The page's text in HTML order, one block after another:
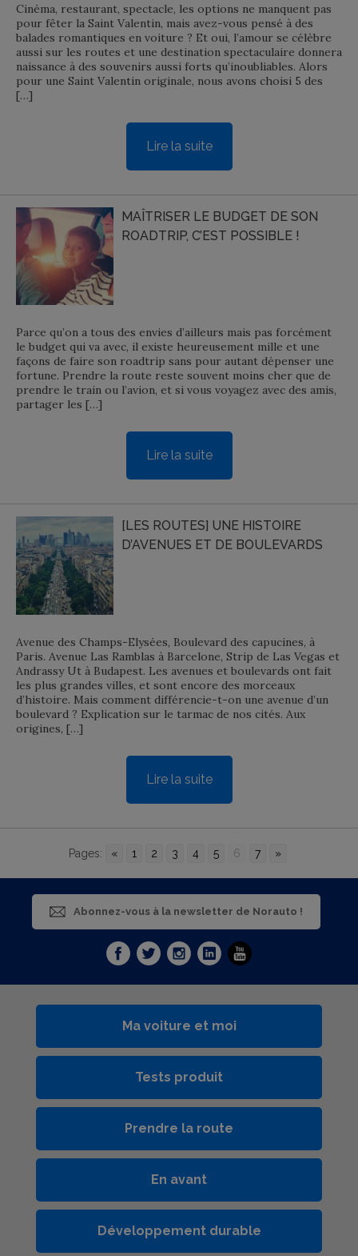
Cinéma, restaurant, spectacle, les options ne manquent pas
pour fêter la Saint Valentin, mais avez-vous pensé à des
balades romantiques en voiture ? Et oui, l’amour se célèbre
aussi sur les routes et une destination spectaculaire donnera
naissance à des souvenirs aussi forts qu’inoubliables. Alors
pour une Saint Valentin originale, nous avons choisi 5 des
[…]
Lire la suite
MAÎTRISER LE BUDGET DE SON
ROADTRIP, C’EST POSSIBLE !
Parce qu’on a tous des envies d’ailleurs mais pas forcément
le budget qui va avec, il existe heureusement mille et une
façons de faire son roadtrip sans pour autant dépenser une
fortune. Prendre la route reste souvent moins cher que de
prendre le train ou l’avion, et si vous voyagez avec des amis,
partager les […]
Lire la suite
[LES ROUTES] UNE HISTOIRE
D’AVENUES ET DE BOULEVARDS
Avenue des Champs-Elysées, Boulevard des capucines, à
Paris. Avenue Las Ramblas à Barcelone, Strip de Las Vegas et
Andrassy Ut à Budapest. Les avenues et boulevards ont fait
les plus grandes villes, et sont encore des morceaux
d’histoire. Mais comment différencie-t-on une avenue d’un
boulevard ? Explication sur le tarmac de nos cités. Aux
origines, […]
Lire la suite
Pages: « 1 2 3 4 5 6 7 »
Abonnez-vous à la newsletter de Norauto !
Ma voiture et moi
Tests produit
Prendre la route
En avant
Développement durable